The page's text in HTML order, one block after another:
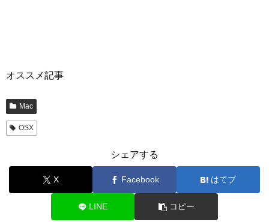
オススメ記事
Mac
OSX
シェアする
X Facebook はてブ
LINE コピー